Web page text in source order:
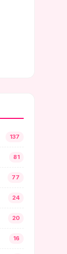
137
81
77
24
20
16